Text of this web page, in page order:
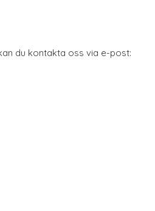
du kontakta oss via e-post: